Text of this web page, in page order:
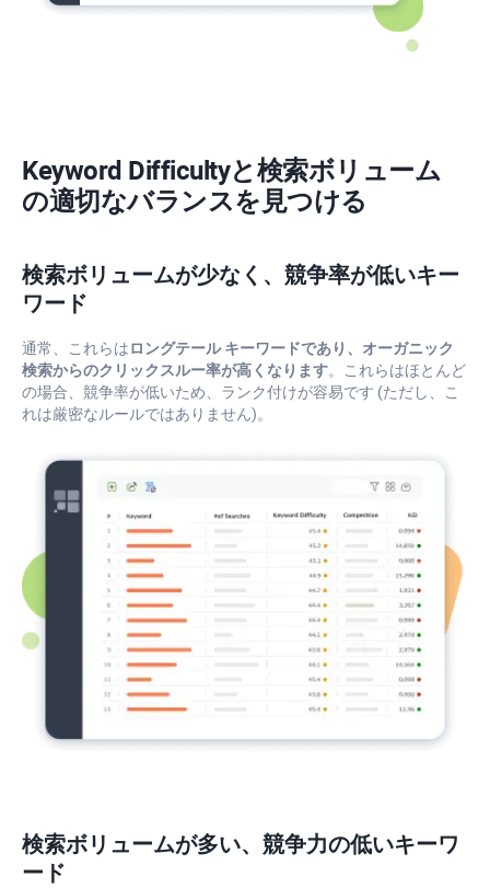
Keyword Difficultyと検索ボリューム
の適切なバランスを見つける
検索ボリュームが少なく、競争率が低いキー
ワード
通常、これらはロングテール キーワードであり、オーガニック
検索からのクリックスルー率が高くなります。これらはほとんど
の場合、競争率が低いため、ランク付けが容易です (ただし、こ
れは厳密なルールではありません)。
検索ボリュームが多い、競争力の低いキーワ
ード